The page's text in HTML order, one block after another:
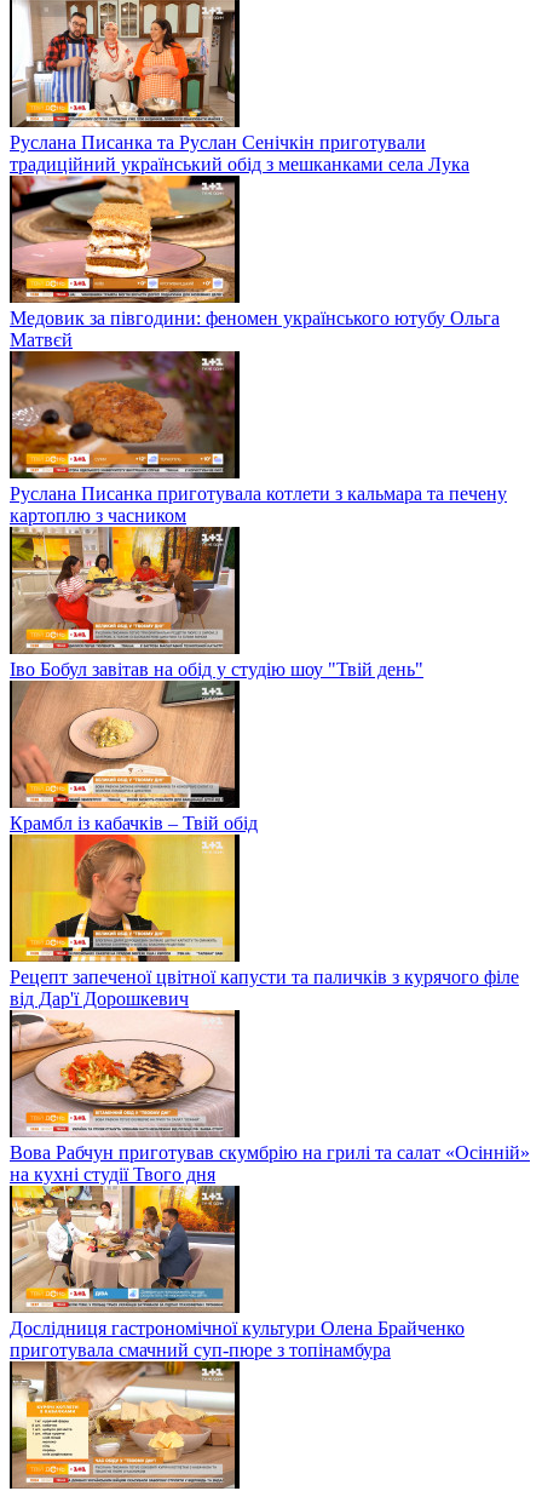
Руслана Писанка та Руслан Сенічкін приготували
традиційний український обід з мешканками села Лука
Медовик за півгодини: феномен українського ютубу Ольга
Матвєй
Руслана Писанка приготувала котлети з кальмара та печену
картоплю з часником
Іво Бобул завітав на обід у студію шоу "Твій день"
Крамбл із кабачків – Твій обід
Рецепт запеченої цвітної капусти та паличків з курячого філе
від Дар'ї Дорошкевич
Вова Рабчун приготував скумбрію на грилі та салат «Осінній»
на кухні студії Твого дня
Дослідниця гастрономічної культури Олена Брайченко
приготувала смачний суп-пюре з топінамбура